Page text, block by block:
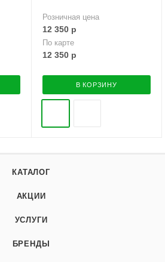
Розничная цена
12 350р
По карте
12 350р
В КОРЗИНУ
КАТАЛОГ
АКЦИИ
УСЛУГИ
БРЕНДЫ